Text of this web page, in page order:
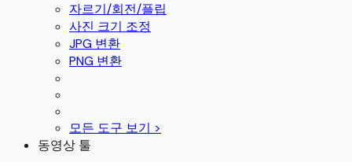
자르기/회전/플립
사진 크기 조정
JPG 변환
PNG 변환
모든 도구 보기 >
동영상 툴